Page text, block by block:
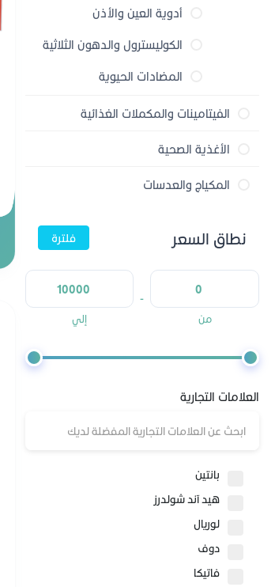
أدوية العين والأذن
الكوليسترول والدهون الثلاثية
المضادات الحيوية
الأدوية اللاوصفية
مسكنات الآلام
الأطفال والمواليد
الصحة الجنسية
الزكام والسعال والحساسية
أدوية الجلدية
الفيتامينات والمكملات الغذائية
الفيتامينات
المعادن
الأغذية الصحية
العسل
المكياج والعدسات
مكياج الرموش
مكياج الشفاه
مكياج الأظافر
مزيلات المكياج
العدسات
نطاق السعر فلترة
من
-
إلي
العلامات التجارية
بانتين
هيد آند شولدرز
لوريال
دوف
فاتيكا